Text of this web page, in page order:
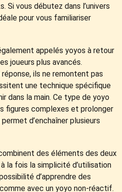
Si vous débutez dans l’univers
pour vous familiariser
appelés yoyos à retour
joueurs plus avancés.
ils ne remontent pas
une technique spécifique
dans la main. Ce type de yoyo
figures complexes et prolonger
d’enchaîner plusieurs
des éléments des deux
la fois la simplicité d’utilisation
d’apprendre des
avec un yoyo non-réactif.